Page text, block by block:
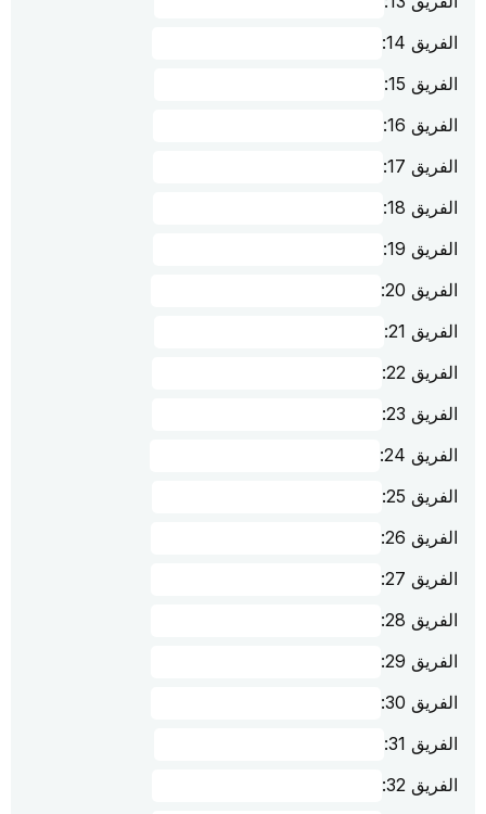
الفريق 14:
الفريق 15:
الفريق 16:
الفريق 17:
الفريق 18:
الفريق 19:
الفريق 20:
الفريق 21:
الفريق 22:
الفريق 23:
الفريق 24:
الفريق 25:
الفريق 26:
الفريق 27:
الفريق 28:
الفريق 29:
الفريق 30:
الفريق 31:
الفريق 32: